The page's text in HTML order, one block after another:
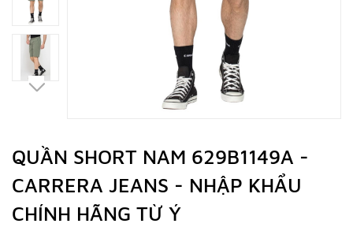
QUẦN SHORT NAM 629B1149A -
CARRERA JEANS - NHẬP KHẨU
CHÍNH HÃNG TỪ Ý